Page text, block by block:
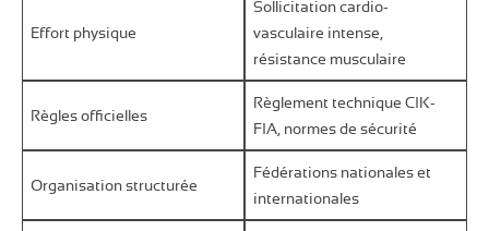
Effort physique
Sollicitation cardio-
vasculaire intense,
résistance musculaire
Règles officielles
Règlement technique CIK-
FIA, normes de sécurité
Organisation structurée
Fédérations nationales et
internationales